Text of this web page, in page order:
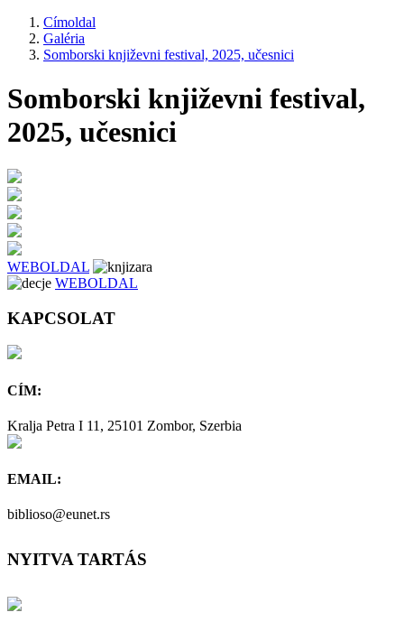
Címoldal
Galéria
Somborski književni festival, 2025, učesnici
Somborski književni festival,
2025, učesnici
WEBOLDAL
WEBOLDAL
KAPCSOLAT
CÍM:
Kralja Petra I 11, 25101 Zombor, Szerbia
EMAIL:
biblioso@eunet.rs
NYITVA TARTÁS